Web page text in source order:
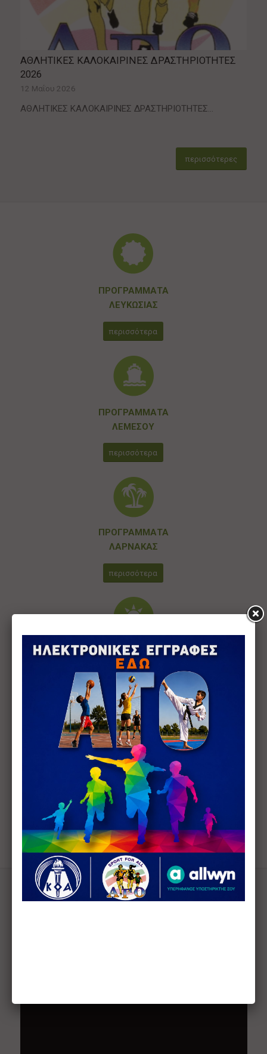
ΑΘΛΗΤΙΚΕΣ ΚΑΛΟΚΑΙΡΙΝΕΣ ΔΡΑΣΤΗΡΙΟΤΗΤΕΣ
2026
12 Μαΐου 2026
ΑΘΛΗΤΙΚΕΣ ΚΑΛΟΚΑΙΡΙΝΕΣ ΔΡΑΣΤΗΡΙΟΤΗΤΕΣ…
περισσότερες
ΠΡΟΓΡΑΜΜΑΤΑ
ΛΕΥΚΩΣΙΑΣ
περισσότερα
ΠΡΟΓΡΑΜΜΑΤΑ
ΛΕΜΕΣΟΥ
περισσότερα
ΠΡΟΓΡΑΜΜΑΤΑ
ΛΑΡΝΑΚΑΣ
περισσότερα
ΠΡΟΓΡΑΜΜΑΤΑ
ΠΑΦΟΥ
περισσότερα
ΠΡΟΓΡΑΜΜΑΤΑ
ΑΜΜΟΧΩΣΤΟΥ
περισσότερα
FULL BODY WORKOUT